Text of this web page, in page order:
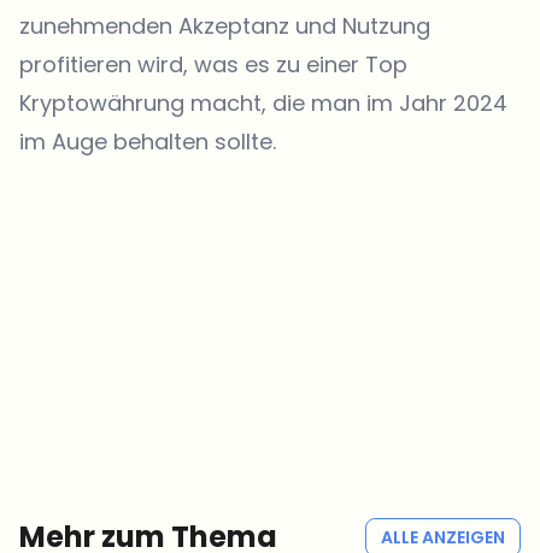
zunehmenden Akzeptanz und Nutzung
profitieren wird, was es zu einer Top
Kryptowährung macht, die man im Jahr 2024
im Auge behalten sollte.
Mehr zum Thema ALLE ANZEIGEN